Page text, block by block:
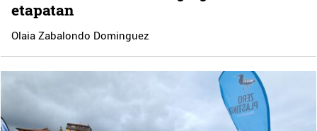
etapatan
Olaia Zabalondo Dominguez